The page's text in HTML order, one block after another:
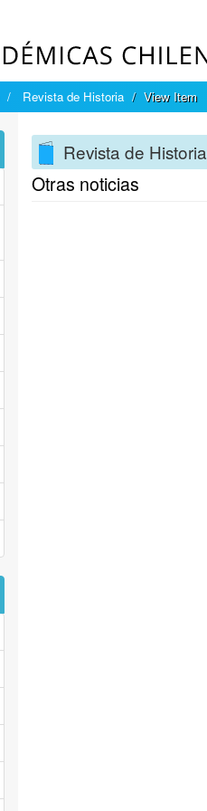
Revista de Historia View Item
Revista de Historia
Otras noticias